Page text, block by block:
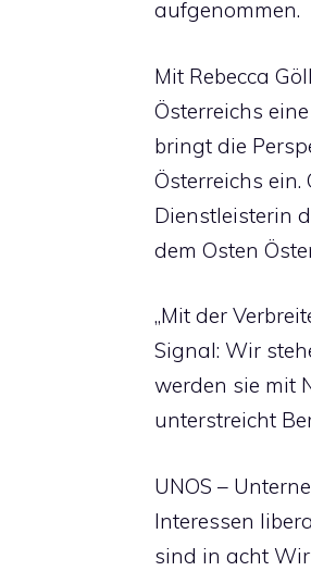
aufgenommen.
Mit Rebecca
Österreichs
bringt die
Österreichs
Dienstleisterin
dem Osten
„Mit der
Signal: Wir
werden sie mit
unterstreicht
UNOS –
Interessen
sind in acht